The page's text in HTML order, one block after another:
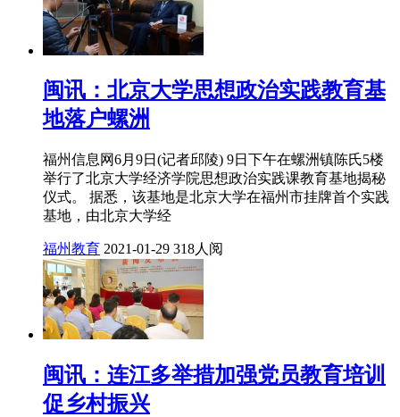
闽讯：北京大学思想政治实践教育基
地落户螺洲
福州信息网6月9日(记者邱陵) 9日下午在螺洲镇陈氏5楼
举行了北京大学经济学院思想政治实践课教育基地揭秘
仪式。 据悉，该基地是北京大学在福州市挂牌首个实践
基地，由北京大学经
福州教育 2021-01-29 318人阅
闽讯：​连江多举措加强党员教育培训
促乡村振兴